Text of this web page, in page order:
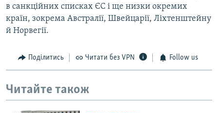
в санкційних списках ЄС і ще низки окремих
країн, зокрема Австралії, Швейцарії, Ліхтенштейну
й Норвегії.
Поділитись Читати без VPN Follow us
Читайте також